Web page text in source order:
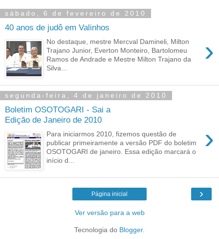
sábado, 6 de fevereiro de 2010
40 anos de judô em Valinhos
›
No destaque, mestre Mercval Damineli, Milton
Trajano Junior, Everton Monteiro, Bartolomeu
Ramos de Andrade e Mestre Milton Trajano da
Silva...
segunda-feira, 4 de janeiro de 2010
Boletim OSOTOGARI - Sai a
Edição de Janeiro de 2010
›
Para iniciarmos 2010, fizemos questão de
publicar primeiramente a versão PDF do boletim
OSOTOGARI de janeiro. Essa edição marcará o
início d...
›
Página inicial
Ver versão para a web
Tecnologia do Blogger.